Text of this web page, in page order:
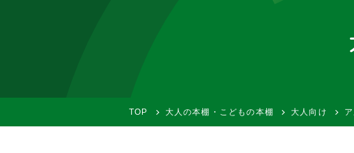
TOP 大人の本棚・こどもの本棚 大人向け